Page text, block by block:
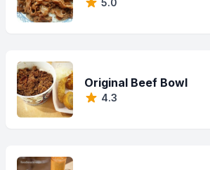
5.0
Original Beef Bowl
4.3